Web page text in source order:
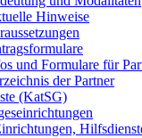
Hinweise
und Formulare für
der Partner
(KatSG)